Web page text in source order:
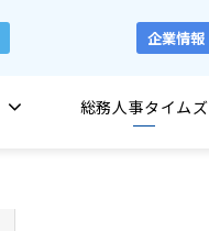
企業情報
総務人事タイムズ